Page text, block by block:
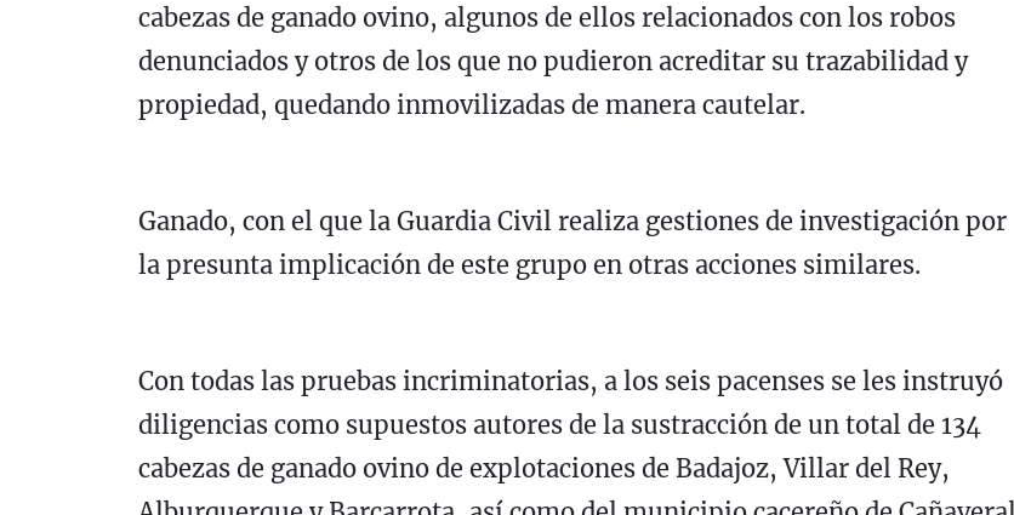
cabezas de ganado ovino, algunos de ellos relacionados con los robos
denunciados y otros de los que no pudieron acreditar su trazabilidad y
propiedad, quedando inmovilizadas de manera cautelar.
Ganado, con el que la Guardia Civil realiza gestiones de investigación por
la presunta implicación de este grupo en otras acciones similares.
Con todas las pruebas incriminatorias, a los seis pacenses se les instruyó
diligencias como supuestos autores de la sustracción de un total de 134
cabezas de ganado ovino de explotaciones de Badajoz, Villar del Rey,